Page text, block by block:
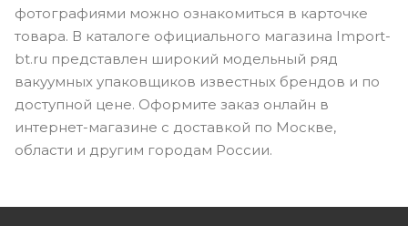
фотографиями можно ознакомиться в карточке
товара. В каталоге официального магазина Import-
bt.ru представлен широкий модельный ряд
вакуумных упаковщиков известных брендов и по
доступной цене. Оформите заказ онлайн в
интернет-магазине с доставкой по Москве,
области и другим городам России.